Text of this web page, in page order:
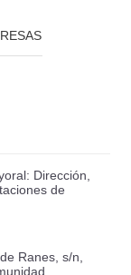
Dirección,
de
Ranes, s/n,